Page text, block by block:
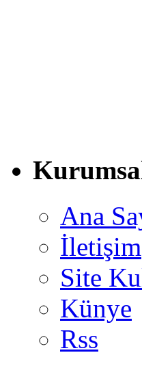
Ana
İletişim
Site
Künye
Rss